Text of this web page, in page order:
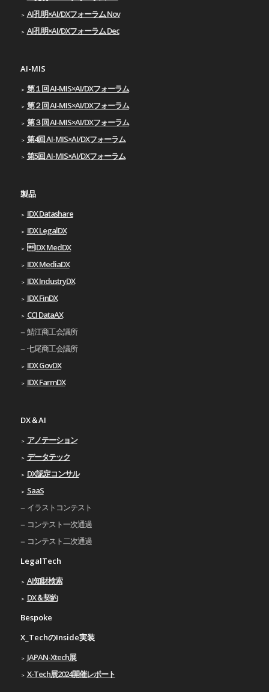
AI孔明×AI/DXフォーラム Nov
AI孔明×AI/DXフォーラム Dec
AI-MIS
第１回 AI-MIS×AI/DXフォーラム
第２回 AI-MIS×AI/DXフォーラム
第３回 AI-MIS×AI/DXフォーラム
第4回 AI-MIS×AI/DXフォーラム
第5回 AI-MIS×AI/DXフォーラム
製品
IDX Datashare
IDX LegalDX
IDX MedDX
IDX MediaDX
IDX IndustryDX
IDX FinDX
CCI DataAX
鯖江商工会議所
七尾商工会議所
IDX GovDX
IDX FarmDX
DX＆AI
アノテーション
データテック
DX認定コンサル
SaaS
イラストコンテスト
コンテスト一次通過
コンテスト二次通過
LegalTech
AI知財検索
DX＆契約
Bespoke
X_TechのInside実装
JAPAN-Xtech展
X-Tech展2024開催レポート